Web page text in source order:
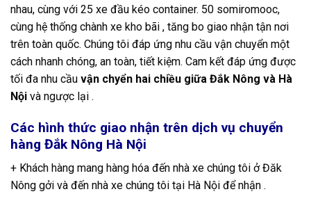
nhau, cùng với 25 xe đầu kéo container. 50 somiromooc,
cùng hệ thống chành xe kho bãi , tăng bo giao nhận tận nơi
trên toàn quốc. Chúng tôi đáp ứng nhu cầu vận chuyển một
cách nhanh chóng, an toàn, tiết kiệm. Cam kết đáp ứng được
tối đa nhu cầu vận chyển hai chiều giữa Đắk Nông và Hà
Nội và ngược lại .
Các hình thức giao nhận trên dịch vụ chuyển
hàng Đắk Nông Hà Nội
+ Khách hàng mang hàng hóa đến nhà xe chúng tôi ở Đăk
Nông gởi và đến nhà xe chúng tôi tại Hà Nội để nhận .